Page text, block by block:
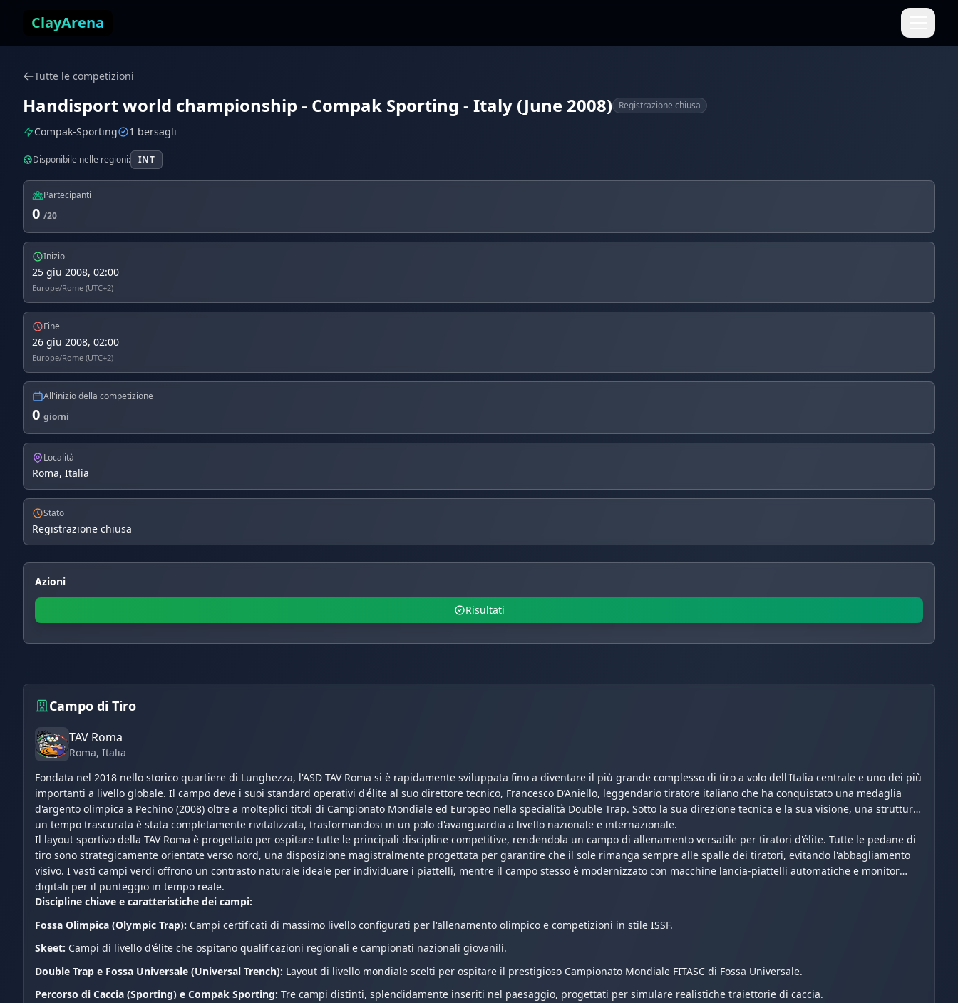
ClayArena
Tutte le competizioni
Handisport world championship - Compak Sporting - Italy (June 2008) Registrazione chiusa
Compak-Sporting 1 bersagli
Disponibile nelle regioni: INT
Partecipanti
0 /20
Inizio
25 giu 2008, 02:00
Europe/Rome (UTC+2)
Fine
26 giu 2008, 02:00
Europe/Rome (UTC+2)
All'inizio della competizione
0 giorni
Località
Roma, Italia
Stato
Registrazione chiusa
Azioni
Risultati
Campo di Tiro
TAV Roma
Roma, Italia
Fondata nel 2018 nello storico quartiere di Lunghezza, l'ASD TAV Roma si è rapidamente sviluppata fino a diventare il più grande complesso di tiro a volo dell'Italia centrale e uno dei più
importanti a livello globale. Il campo deve i suoi standard operativi d'élite al suo direttore tecnico, Francesco D’Aniello, leggendario tiratore italiano che ha conquistato una medaglia
d'argento olimpica a Pechino (2008) oltre a molteplici titoli di Campionato Mondiale ed Europeo nella specialità Double Trap. Sotto la sua direzione tecnica e la sua visione, una struttura
un tempo trascurata è stata completamente rivitalizzata, trasformandosi in un polo d'avanguardia a livello nazionale e internazionale.
Il layout sportivo della TAV Roma è progettato per ospitare tutte le principali discipline competitive, rendendola un campo di allenamento versatile per tiratori d'élite. Tutte le pedane di
tiro sono strategicamente orientate verso nord, una disposizione magistralmente progettata per garantire che il sole rimanga sempre alle spalle dei tiratori, evitando l'abbagliamento
visivo. I vasti campi verdi offrono un contrasto naturale ideale per individuare i piattelli, mentre il campo stesso è modernizzato con macchine lancia-piattelli automatiche e monitor
digitali per il punteggio in tempo reale.
Discipline chiave e caratteristiche dei campi:
Fossa Olimpica (Olympic Trap): Campi certificati di massimo livello configurati per l'allenamento olimpico e competizioni in stile ISSF.
Skeet: Campi di livello d'élite che ospitano qualificazioni regionali e campionati nazionali giovanili.
Double Trap e Fossa Universale (Universal Trench): Layout di livello mondiale scelti per ospitare il prestigioso Campionato Mondiale FITASC di Fossa Universale.
Percorso di Caccia (Sporting) e Compak Sporting: Tre campi distinti, splendidamente inseriti nel paesaggio, progettati per simulare realistiche traiettorie di caccia.